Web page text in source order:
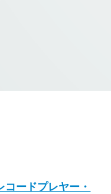
ードプレヤー・